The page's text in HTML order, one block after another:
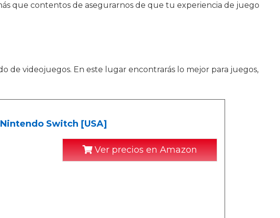
que contentos de asegurarnos de que tu experiencia de juego
de videojuegos. En este lugar encontrarás lo mejor para juegos,
Switch [USA]
Ver precios en Amazon